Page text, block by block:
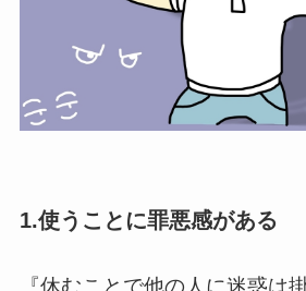
1.使うことに罪悪感がある
『休むことで他の人に迷惑は